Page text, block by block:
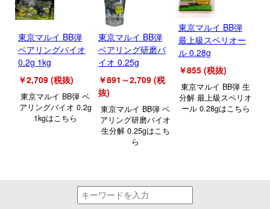
東京マルイ BB弾
ベアリングバイオ
0.2g 1kg
￥2,709 (税抜)
東京マルイ BB弾 ベ
アリングバイオ 0.2g
1kgはこちら
東京マルイ BB弾
ベアリング研磨バ
イオ 0.25g
￥891～2,709 (税
抜)
東京マルイ BB弾 ベ
アリング研磨バイオ
生分解 0.25gはこち
ら
東京マルイ BB弾
最上級スペリオー
ル 0.28g
￥855 (税抜)
東京マルイ BB弾 生
分解 最上級スペリオ
ール 0.28gはこちら